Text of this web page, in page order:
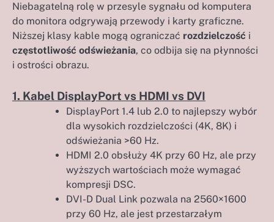
Niebagatelną rolę w przesyle sygnału od komputera
do monitora odgrywają przewody i karty graficzne.
Niższej klasy kable mogą ograniczać rozdzielczość i
częstotliwość odświeżania, co odbija się na płynności
i ostrości obrazu.
1. Kabel DisplayPort vs HDMI vs DVI
DisplayPort 1.4 lub 2.0 to najlepszy wybór
dla wysokich rozdzielczości (4K, 8K) i
odświeżania >60 Hz.
HDMI 2.0 obsłuży 4K przy 60 Hz, ale przy
wyższych wartościach może wymagać
kompresji DSC.
DVI-D Dual Link pozwala na 2560×1600
przy 60 Hz, ale jest przestarzałym